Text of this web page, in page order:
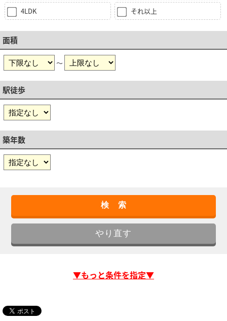
4LDK それ以上
面積
～
駅徒歩
築年数
▼もっと条件を指定▼